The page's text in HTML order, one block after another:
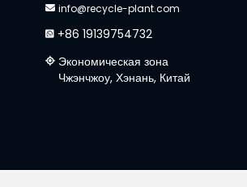
info@recycle-plant.com
+86 19139754732
Экономическая зона
Чжэнчжоу, Хэнань, Китай